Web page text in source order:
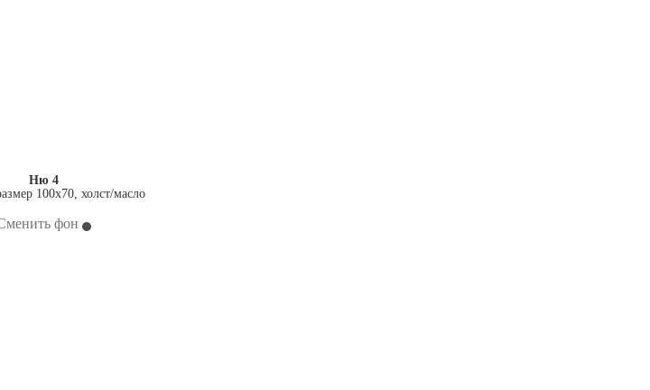
Ню 4
100х70, холст/масло
фон